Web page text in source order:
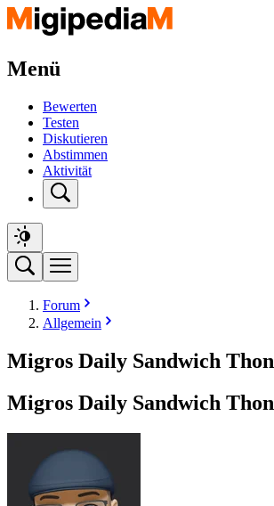
Menü
Bewerten
Testen
Diskutieren
Abstimmen
Aktivität
Forum
Allgemein
Migros Daily Sandwich Thon
Migros Daily Sandwich Thon